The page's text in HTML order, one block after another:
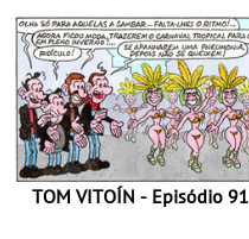
TOM VITOÍN - Episódio 91